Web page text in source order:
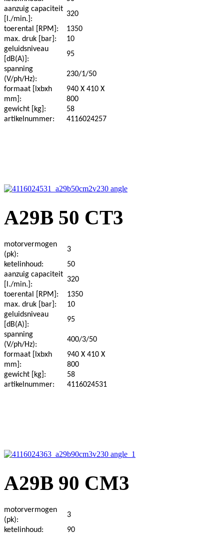
aanzuig capaciteit
[l./min.]:
320
toerental [RPM]:
1350
max. druk [bar]:
10
geluidsniveau
[dB(A)]:
95
spanning
(V/ph/Hz):
230/1/50
formaat [lxbxh
mm]:
940 X 410 X
800
gewicht [kg]:
58
artikelnummer:
4116024257
A29B 50 CT3
motorvermogen
(pk):
3
ketelinhoud:
50
aanzuig capaciteit
[l./min.]:
320
toerental [RPM]:
1350
max. druk [bar]:
10
geluidsniveau
[dB(A)]:
95
spanning
(V/ph/Hz):
400/3/50
formaat [lxbxh
mm]:
940 X 410 X
800
gewicht [kg]:
58
artikelnummer:
4116024531
A29B 90 CM3
motorvermogen
(pk):
3
ketelinhoud:
90